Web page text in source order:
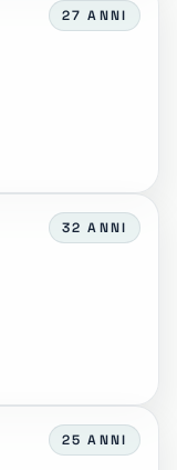
27 ANNI
32 ANNI
25 ANNI